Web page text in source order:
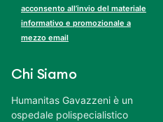
acconsento all’invio del materiale
informativo e promozionale a
mezzo email
Chi Siamo
Humanitas Gavazzeni è un
ospedale polispecialistico